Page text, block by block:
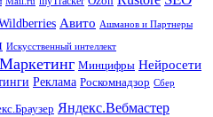
Авито Ашманов и Партнеры
Искусственный интеллект
Маркетинг Минцифры Нейросети
Реклама Роскомнадзор Сбер
Яндекс.Вебмастер